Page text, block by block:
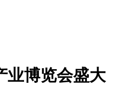
业博览会盛大